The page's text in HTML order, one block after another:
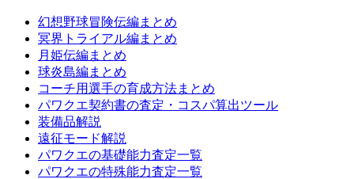
幻想野球冒険伝編まとめ
冥界トライアル編まとめ
月姫伝編まとめ
球炎島編まとめ
コーチ用選手の育成方法まとめ
パワクエ契約書の査定・コスパ算出ツール
装備品解説
遠征モード解説
パワクエの基礎能力査定一覧
パワクエの特殊能力査定一覧